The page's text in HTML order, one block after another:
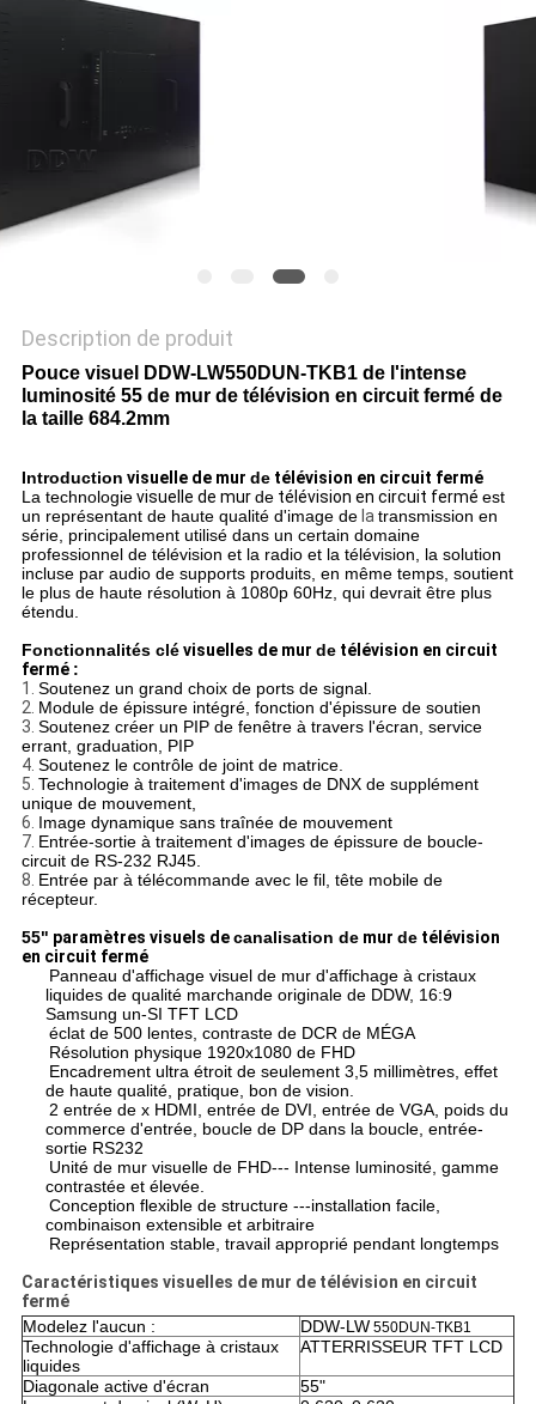
PRIVACY
POLICY
Description de produit
Pouce visuel DDW-LW550DUN-TKB1 de l'intense
luminosité 55 de mur de télévision en circuit fermé de
la taille 684.2mm
Introduction visuelle de mur detélévision en circuit fermé
La technologievisuelle de murdetélévision en circuit fermé est
un représentant de haute qualité d'image delatransmission en
série, principalement utilisé dans un certain domaine
professionnel de télévision et la radio et la télévision, la solution
incluse par audio de supports produits, en même temps, soutient
le plus de haute résolution à 1080p 60Hz, qui devrait être plus
étendu.
Fonctionnalités clévisuelles de mur detélévision en circuit
fermé :
1. Soutenez un grand choix de ports de signal.
2. Module de épissure intégré, fonction d'épissure de soutien
3. Soutenez créer un PIP de fenêtre à travers l'écran, service
errant, graduation, PIP
4. Soutenez le contrôle de joint de matrice.
5. Technologie à traitement d'images de DNX de supplément
unique de mouvement,
6. Image dynamique sans traînée de mouvement
7. Entrée-sortie à traitement d'images de épissure de boucle-
circuit de RS-232 RJ45.
8. Entrée par à télécommande avec le fil, tête mobile de
récepteur.
55" paramètres visuels decanalisation demur detélévision
en circuit fermé
Panneau d'affichage visuel de mur d'affichage à cristaux
liquides de qualité marchande originale de DDW, 16:9
Samsung un-SI TFT LCD
éclat de 500 lentes, contraste de DCR de MÉGA
Résolution physique 1920x1080 de FHD
Encadrement ultra étroit de seulement 3,5 millimètres, effet
de haute qualité, pratique, bon de vision.
2 entrée de x HDMI, entrée de DVI, entrée de VGA, poids du
commerce d'entrée, boucle de DP dans la boucle, entrée-
sortie RS232
Unité de mur visuelle de FHD--- Intense luminosité, gamme
contrastée et élevée.
Conception flexible de structure ---installation facile,
combinaison extensible et arbitraire
Représentation stable, travail approprié pendant longtemps
Caractéristiques visuelles de mur de télévision en circuit
fermé
Modelez l'aucun :
DDW-LW550DUN-TKB1
Technologie d'affichage à cristaux
liquides
ATTERRISSEUR TFT LCD
Diagonale active d'écran
55"